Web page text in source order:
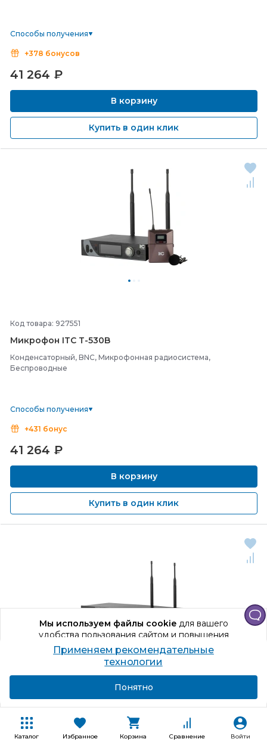
Каталог Избранное Корзина Сравнение Войти
Мы используем файлы cookieдля вашего
удобства пользования сайтом и повышения
качества рекомендаций.
Продолжая использование сайта, вы даете
согласие на обработку персональных данных
Способы получения
+378 бонусов
41 264 ₽
В корзину
Купить в один клик
Код товара: 927551
Микрофон ITC T-530B
Конденсаторный, BNC, Микрофонная радиосистема,
Беспроводные
Способы получения
+431 бонус
41 264 ₽
В корзину
Купить в один клик
Код товара: 927540
Микрофон ITC T-
Динамический, Микрофонная радиосистема, 470 - 510
Применяем рекомендательные
технологии
Понятно